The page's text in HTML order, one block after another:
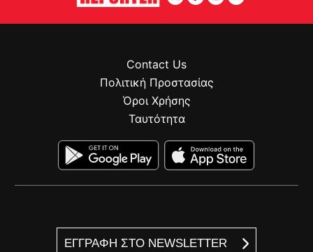
ΕΓΓΡΑΦΗ ΣΤΟ NEWSLETTER
Contact Us
Πολιτική Προστασίας
Όροι Χρήσης
Ταυτότητα